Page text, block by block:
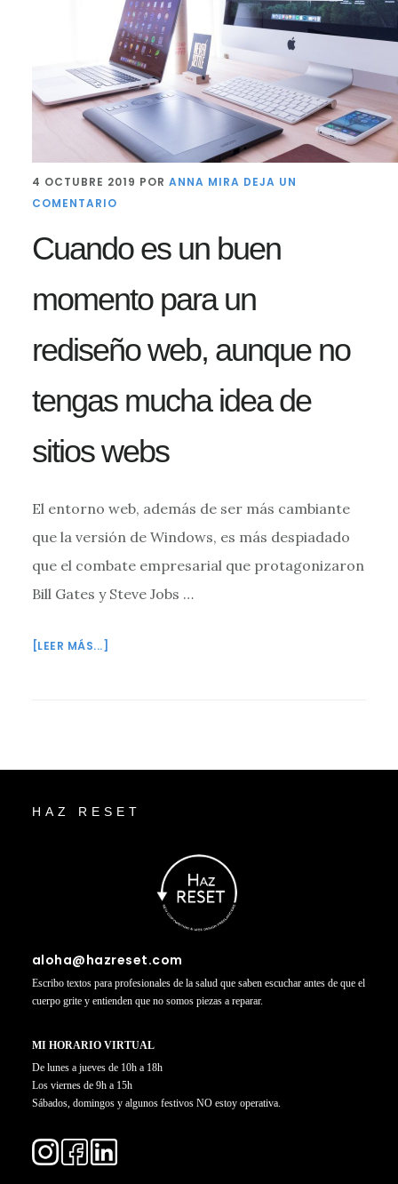
4 OCTUBRE 2019 POR ANNA MIRA DEJA UN
COMENTARIO
Cuando es un buen
momento para un
rediseño web, aunque no
tengas mucha idea de
sitios webs
El entorno web, además de ser más cambiante
que la versión de Windows, es más despiadado
que el combate empresarial que protagonizaron
Bill Gates y Steve Jobs …
[LEER MÁS...]
MOMENTO
UN
IDEA
DE
SITIOS
HAZ RESET
aloha@hazreset.com
Escribo textos para profesionales de la salud que saben escuchar antes de que el
cuerpo grite y entienden que no somos piezas a reparar.
MI HORARIO VIRTUAL
De lunes a jueves de 10h a 18h
Los viernes de 9h a 15h
Sábados, domingos y algunos festivos NO estoy operativa.